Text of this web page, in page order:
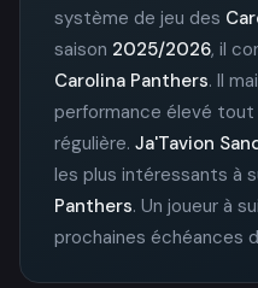
système de jeu des
saison 2025/2026, il
Carolina Panthers. Il
performance élevé tout
régulière. Ja'Tavion
les plus intéressants à
Panthers. Un joueur à
prochaines échéances